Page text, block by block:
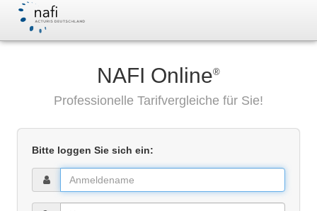
NAFI Online®
Professionelle Tarifvergleiche für Sie!
Bitte loggen Sie sich ein: